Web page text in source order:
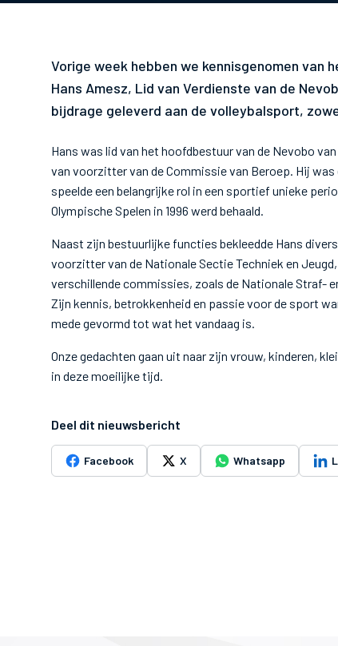
Vorige week hebben we kennisgenomen van
Hans Amesz, Lid van Verdienste van de
bijdrage geleverd aan de volleybalsport,
Hans was lid van het hoofdbestuur van de Nevobo
van voorzitter van de Commissie van Beroep. Hij was
speelde een belangrijke rol in een sportief unieke
Olympische Spelen in 1996 werd behaald.
Naast zijn bestuurlijke functies bekleedde Hans
voorzitter van de Nationale Sectie Techniek en
verschillende commissies, zoals de Nationale Straf-
Zijn kennis, betrokkenheid en passie voor de sport
mede gevormd tot wat het vandaag is.
Onze gedachten gaan uit naar zijn vrouw, kinderen,
in deze moeilijke tijd.
Deel dit nieuwsbericht
Facebook X Whatsapp